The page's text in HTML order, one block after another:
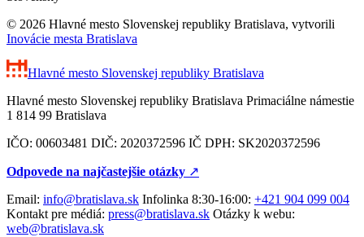
© 2026 Hlavné mesto Slovenskej republiky Bratislava, vytvorili
Inovácie mesta Bratislava
Hlavné mesto Slovenskej republiky Bratislava
Hlavné mesto Slovenskej republiky Bratislava Primaciálne námestie
1 814 99 Bratislava
IČO: 00603481 DIČ: 2020372596 IČ DPH: SK2020372596
Odpovede na najčastejšie otázky ↗︎
Email: info@bratislava.sk Infolinka 8:30-16:00: +421 904 099 004
Kontakt pre médiá: press@bratislava.sk Otázky k webu:
web@bratislava.sk